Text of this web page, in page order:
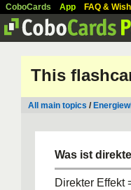
CoboCards App FAQ &
This
All main topics /
Was ist
Direkter Effekt